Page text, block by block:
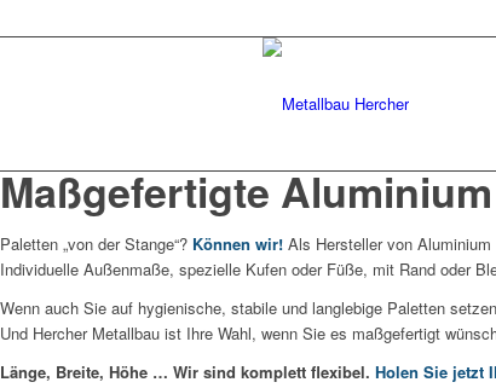
Maßgefertigte
Paletten „von der Stange“? Können wir! Als Hersteller von
Individuelle Außenmaße, spezielle Kufen oder Füße, mit Rand oder
Wenn auch Sie auf hygienische, stabile und langlebige Paletten
Und Hercher Metallbau ist Ihre Wahl, wenn Sie es maßgefertigt
Länge, Breite, Höhe … Wir sind komplett flexibel. Holen Sie jetzt